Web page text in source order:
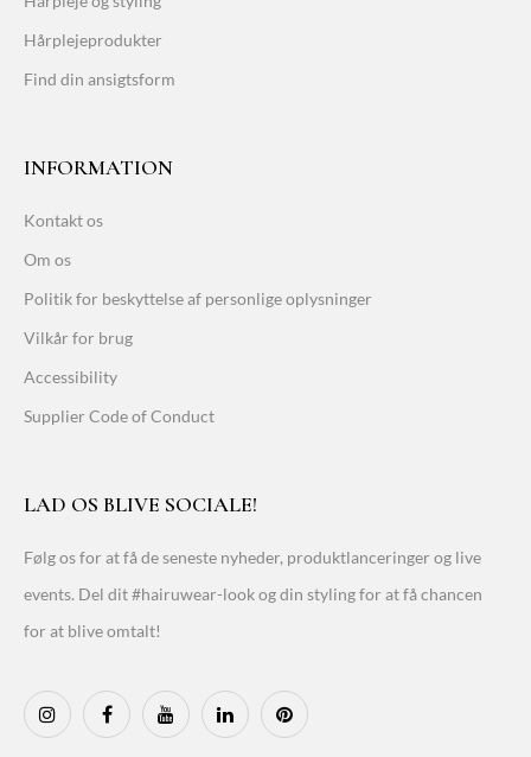
Hårplejeprodukter
Find din ansigtsform
INFORMATION
Kontakt os
Om os
Politik for beskyttelse af personlige oplysninger
Vilkår for brug
Accessibility
Supplier Code of Conduct
LAD OS BLIVE SOCIALE!
Følg os for at få de seneste nyheder, produktlanceringer og live
events. Del dit #hairuwear-look og din styling for at få chancen
for at blive omtalt!